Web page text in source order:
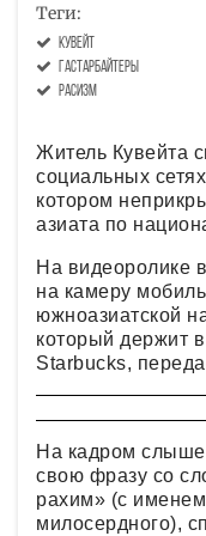
Теги:
Кувейт
гастарбайтеры
расизм
Житель Кувейта
социальных
котором
азиата по
На видеоролике
на камеру
южноазиатской
который держит
Starbucks,
На кадром
свою фразу со
рахим» (с
милосердного),